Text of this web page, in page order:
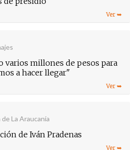
varios millones de pesos para
a hacer llegar"
de La Araucanía
de Iván Pradenas